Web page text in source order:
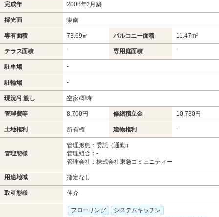
完成年 2008年2月築
採光面 東南
専有面積 73.69㎡ バルコニー面積 11.47m²
テラス面積 - 専用庭面積 -
駐車場 -
駐輪場 -
現況/引渡し 空家/即時
管理費等 8,700円 修繕積立金 10,730円
土地権利 所有権 建物権利 -
管理態様
管理形態：委託（通勤）
管理組合：-
管理会社：株式会社東急コミュニティー
用途地域 指定なし
取引態様 仲介
フローリング
システムキッチン